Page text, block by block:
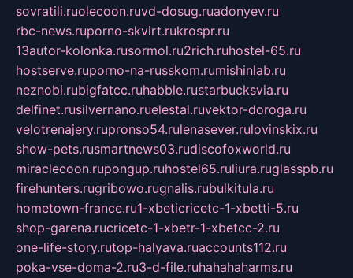
sovratili.ruolecoon.ruvd-dosug.ruadonyev.ru
rbc-news.ruporno-skvirt.rukrospr.ru
13autor-kolonka.rusormol.ru2rich.ruhostel-65.ru
hostserve.ruporno-na-russkom.rumishinlab.ru
neznobi.rubigfatcc.ruhabble.rustarbucksvia.ru
delfinet.rusilvernano.ruelestal.ruvektor-doroga.ru
velotrenajery.rupronso54.rulenasever.rulovinskix.ru
show-pets.rusmartnews03.rudiscofoxworld.ru
miraclecoon.rupongup.ruhostel65.ruliura.ruglasspb.ru
firehunters.rugribowo.rugnalis.rubulkitula.ru
hometown-france.ru1-xbeticricetc-1-xbetti-5.ru
shop-garena.rucricetc-1-xbetr-1-xbetcc-2.ru
one-life-story.rutop-halyava.ruaccounts112.ru
poka-vse-doma-2.ru3-d-file.ruhahahaharms.ru